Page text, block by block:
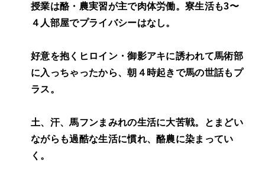
授業は酪・農実習が主で肉体労働。寮生活も3〜
４人部屋でプライバシーはなし。
好意を抱くヒロイン・御影アキに誘われて馬術部
に入っちゃったから、朝４時起きで馬の世話もプ
ラス。
土、汗、馬フンまみれの生活に大苦戦。とまどい
ながらも過酷な生活に慣れ、酪農に染まってい
く。